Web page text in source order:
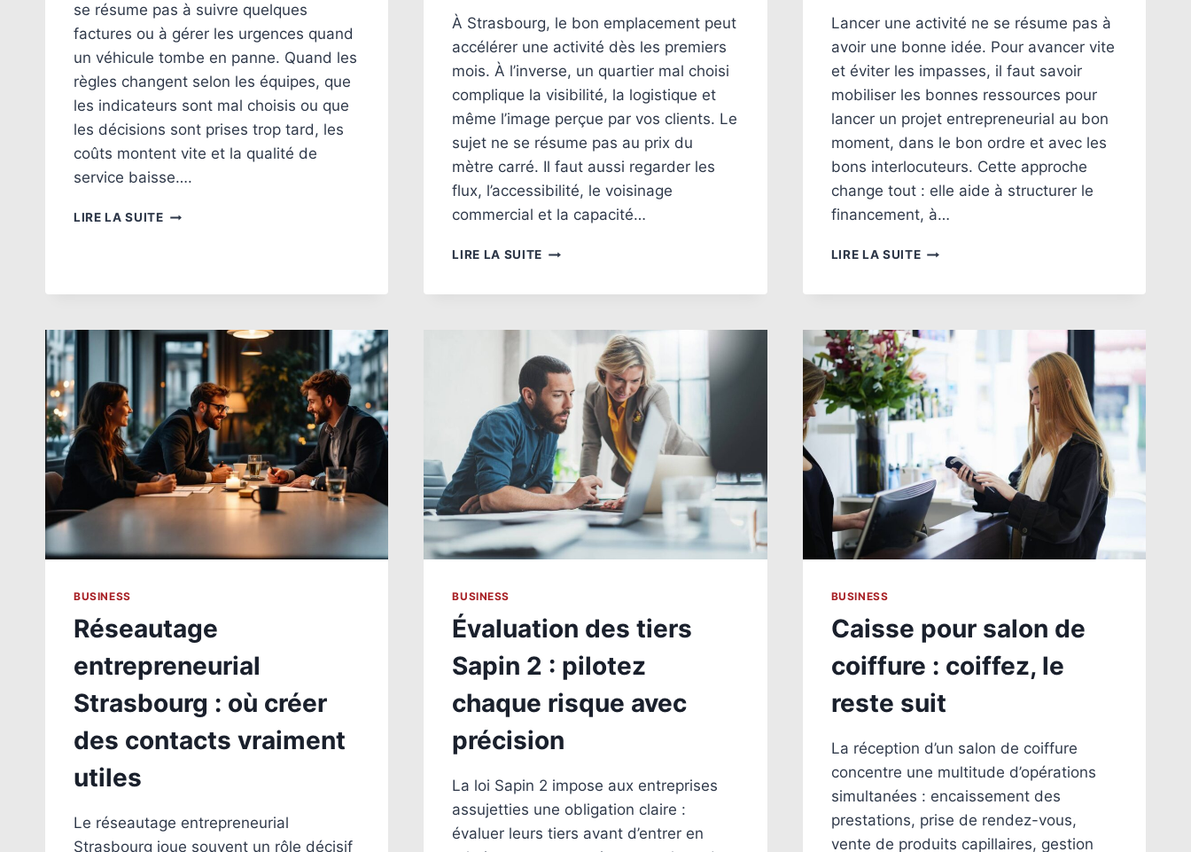
se résume pas à suivre quelques
factures ou à gérer les urgences quand
un véhicule tombe en panne. Quand les
règles changent selon les équipes, que
les indicateurs sont mal choisis ou que
les décisions sont prises trop tard, les
coûts montent vite et la qualité de
service baisse….
LIRE LA SUITE7
À
ÉVITER
À Strasbourg, le bon emplacement peut
accélérer une activité dès les premiers
mois. À l’inverse, un quartier mal choisi
complique la visibilité, la logistique et
même l’image perçue par vos clients. Le
sujet ne se résume pas au prix du
mètre carré. Il faut aussi regarder les
flux, l’accessibilité, le voisinage
commercial et la capacité…
LIRE LA SUITE CHOISIR
STRASBOURG
:
LES
ERREURS
À
ÉVITER
Lancer une activité ne se résume pas à
avoir une bonne idée. Pour avancer vite
et éviter les impasses, il faut savoir
mobiliser les bonnes ressources pour
lancer un projet entrepreneurial au bon
moment, dans le bon ordre et avec les
bons interlocuteurs. Cette approche
change tout : elle aide à structurer le
financement, à…
LIRE LA SUITELES
LANCER
PROJET
ENTREPRENEURIAL
LOCALEMENT
BUSINESS
Réseautage
entrepreneurial
Strasbourg : où créer
des contacts vraiment
utiles
Le réseautage entrepreneurial
Strasbourg joue souvent un rôle décisif
BUSINESS
Évaluation des tiers
Sapin 2 : pilotez
chaque risque avec
précision
La loi Sapin 2 impose aux entreprises
assujetties une obligation claire :
évaluer leurs tiers avant d’entrer en
BUSINESS
Caisse pour salon de
coiffure : coiffez, le
reste suit
La réception d’un salon de coiffure
concentre une multitude d’opérations
simultanées : encaissement des
prestations, prise de rendez-vous,
vente de produits capillaires, gestion